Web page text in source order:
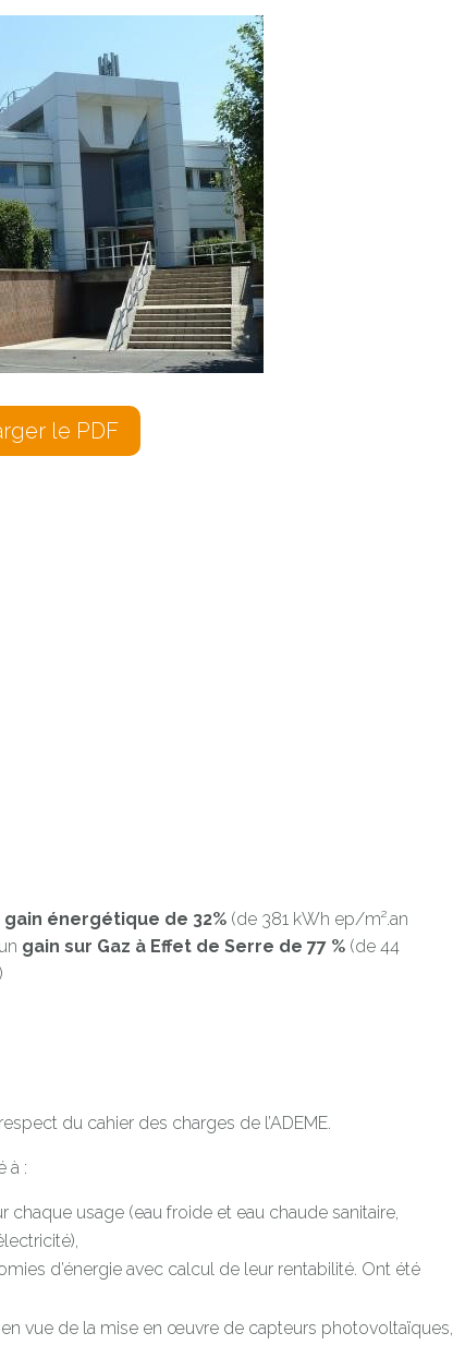
le PDF
gain énergétique de 32% (de 381 kWh ep/m².an
gain sur Gaz à Effet de Serre de 77 % (de 44
du cahier des charges de l’ADEME.
à :
usage (eau froide et eau chaude sanitaire,
d’énergie avec calcul de leur rentabilité. Ont été
en vue de la mise en œuvre de capteurs photovoltaïques,